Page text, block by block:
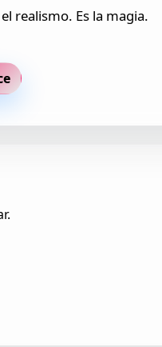
realismo. Es la magia.